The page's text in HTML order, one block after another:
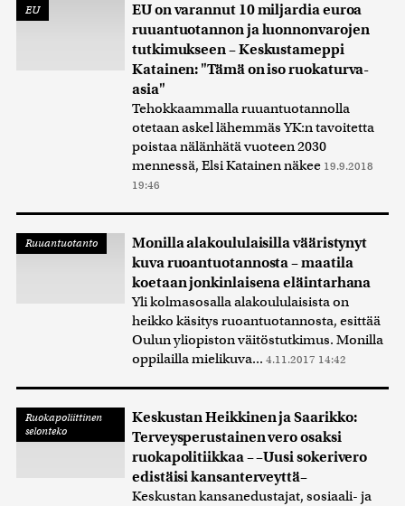
EU
EU on varannut 10 miljardia euroa
ruuantuotannon ja luonnonvarojen
tutkimukseen – Keskustameppi
Katainen: "Tämä on iso ruokaturva-
asia"
Tehokkaammalla ruuantuotannolla
otetaan askel lähemmäs YK:n tavoitetta
poistaa nälänhätä vuoteen 2030
mennessä, Elsi Katainen näkee 19.9.2018
19:46
Ruuantuotanto
Monilla alakoululaisilla vääristynyt
kuva ruoantuotannosta – maatila
koetaan jonkinlaisena eläintarhana
Yli kolmasosalla alakoululaisista on
heikko käsitys ruoantuotannosta, esittää
Oulun yliopiston väitöstutkimus. Monilla
oppilailla mielikuva... 4.11.2017 14:42
Ruokapoliittinen
selonteko
Keskustan Heikkinen ja Saarikko:
Terveysperustainen vero osaksi
ruokapolitiikkaa – –Uusi sokerivero
edistäisi kansanterveyttä–
Keskustan kansanedustajat, sosiaali- ja